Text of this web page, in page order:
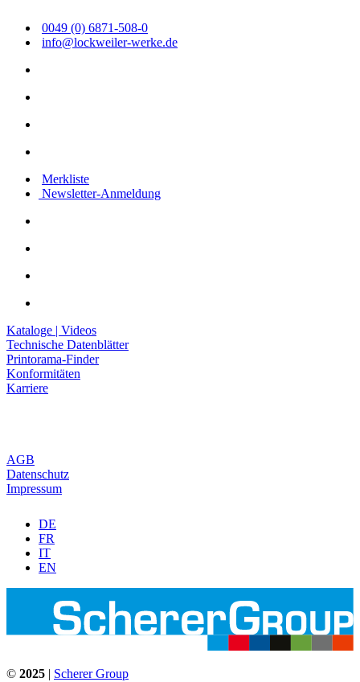
0049 (0) 6871-508-0
info@lockweiler-werke.de
Merkliste
Newsletter-Anmeldung
Kataloge | Videos
Technische Datenblätter
Printorama-Finder
Konformitäten
Karriere
AGB
Datenschutz
Impressum
DE
FR
IT
EN
© 2025 | Scherer Group